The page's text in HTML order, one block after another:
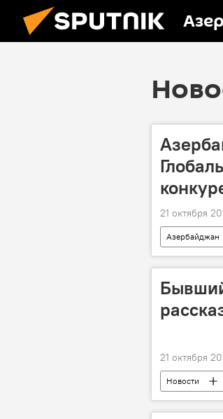
21 октября
Азербайджан
21 октября
Новости
Сирия